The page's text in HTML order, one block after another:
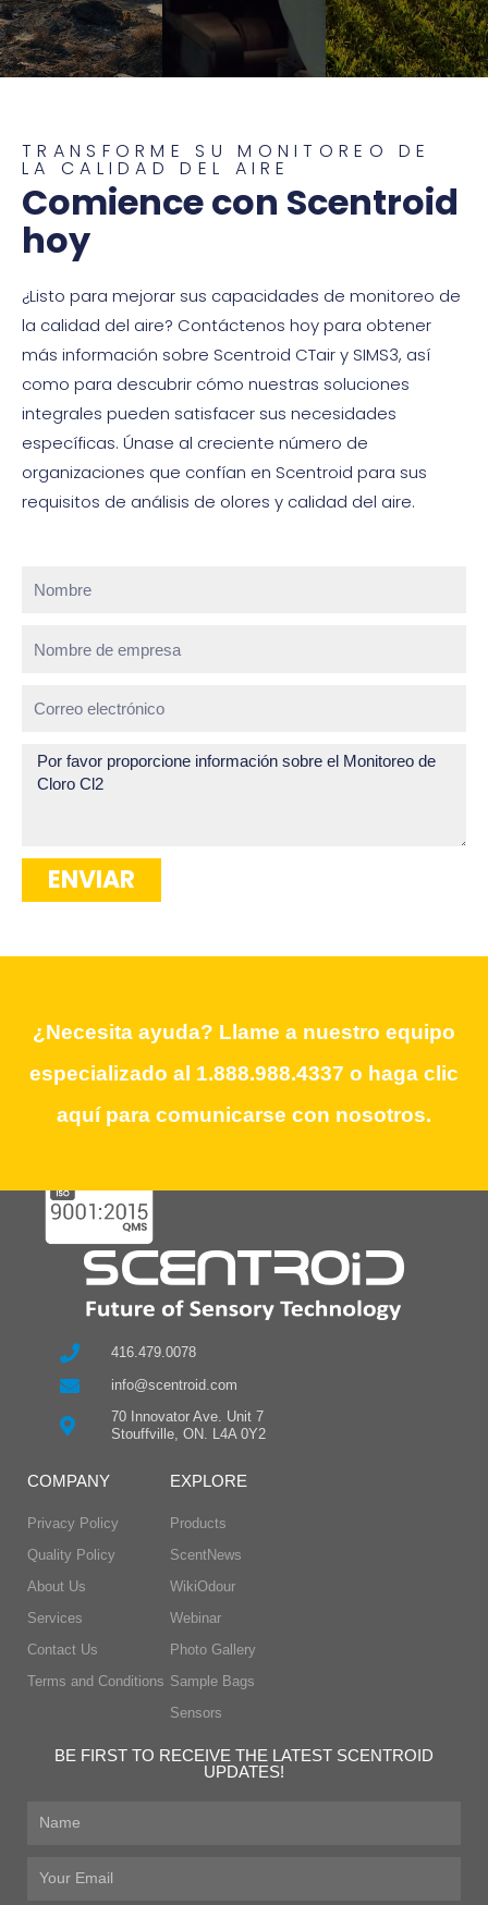
TRANSFORME SU MONITOREO DE
LA CALIDAD DEL AIRE
Comience con Scentroid
hoy
¿Listo para mejorar sus capacidades de monitoreo de
la calidad del aire? Contáctenos hoy para obtener
más información sobre Scentroid CTair y SIMS3, así
como para descubrir cómo nuestras soluciones
integrales pueden satisfacer sus necesidades
específicas. Únase al creciente número de
organizaciones que confían en Scentroid para sus
requisitos de análisis de olores y calidad del aire.
¿Cómo
podemos
ENVIAR
¿Necesita ayuda? Llame a nuestro equipo
especializado al 1.888.988.4337 o haga clic
aquí para comunicarse con nosotros.
Need Assistance? Call our dedicated
team at 1.888.988.4337 or click here to
416.479.0078
info@scentroid.com
70 Innovator Ave. Unit 7
Stouffville, ON. L4A 0Y2
COMPANY
Privacy Policy
Quality Policy
About Us
Services
Contact Us
Terms and Conditions
EXPLORE
Products
ScentNews
WikiOdour
Webinar
Photo Gallery
Sample Bags
Sensors
BE FIRST TO RECEIVE THE LATEST SCENTROID
UPDATES!